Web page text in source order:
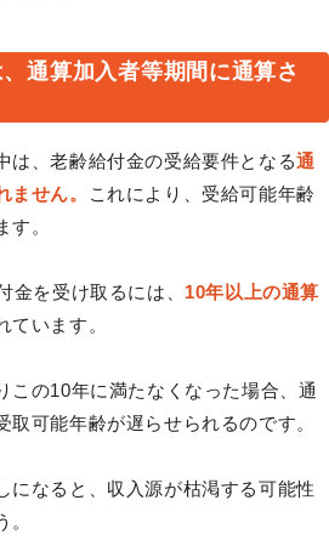
通算加入者等期間に通算さ
は、老齢給付金の受給要件となる通
せん。
これにより、受給可能年齢
。
金を受け取るには、 10年以上の通算
ています。
この10年に満たなくなった場合、通
可能年齢が遅らせられるのです。
になると、収入源が枯渇する可能性